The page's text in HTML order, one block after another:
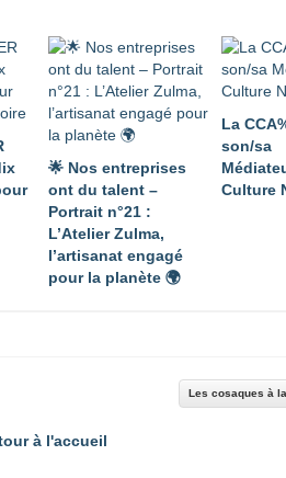
🌟 Nos entreprises
ont du talent –
Portrait n°21 :
L’Atelier Zulma,
l’artisanat engagé
pour la planète 🌍
La
son/sa
Culture
Les cosaques à
à l'accueil